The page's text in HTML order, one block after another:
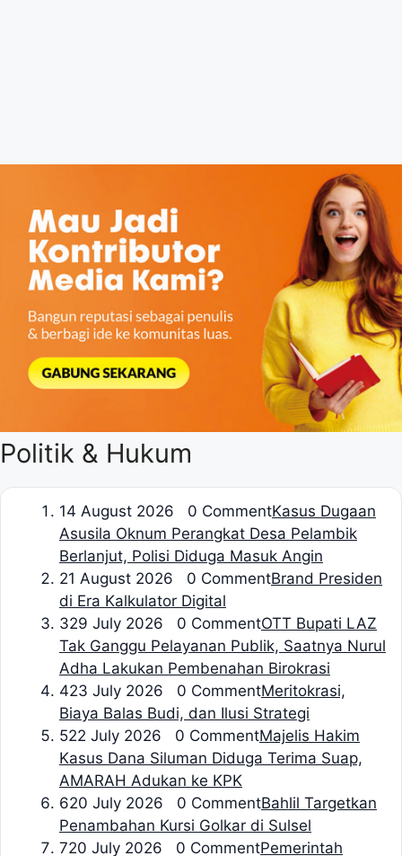
Politik & Hukum
14 August 2026 0 CommentKasus Dugaan
Asusila Oknum Perangkat Desa Pelambik
Berlanjut, Polisi Diduga Masuk Angin
21 August 2026 0 CommentBrand Presiden
di Era Kalkulator Digital
329 July 2026 0 CommentOTT Bupati LAZ
Tak Ganggu Pelayanan Publik, Saatnya Nurul
Adha Lakukan Pembenahan Birokrasi
423 July 2026 0 CommentMeritokrasi,
Biaya Balas Budi, dan Ilusi Strategi
522 July 2026 0 CommentMajelis Hakim
Kasus Dana Siluman Diduga Terima Suap,
AMARAH Adukan ke KPK
620 July 2026 0 CommentBahlil Targetkan
Penambahan Kursi Golkar di Sulsel
720 July 2026 0 CommentPemerintah